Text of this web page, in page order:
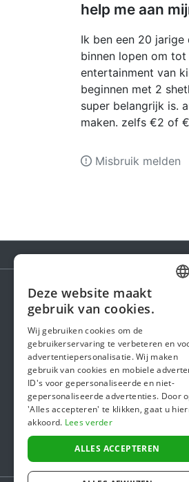
help me aan
Ik ben een 20
binnen lopen om
entertainment van
beginnen met 2
super belangrijk is.
maken. zelfs €2 of
Misbruik melden
Steunactie
Over ons
In de media
Veiligheid &
Algemene
Privacybeleid
Cookiebeleid
Deze website maakt
gebruik van cookies.
Wij gebruiken cookies om de
gebruikerservaring te verbeteren en
advertentiepersonalisatie. Wij maken
gebruik van cookies en mobiele
ID's voor gepersonaliseerde en niet-
gepersonaliseerde advertenties. Door
'Alles accepteren' te klikken, gaat u
akkoord. Lees verder
ALLES ACCEPTEREN